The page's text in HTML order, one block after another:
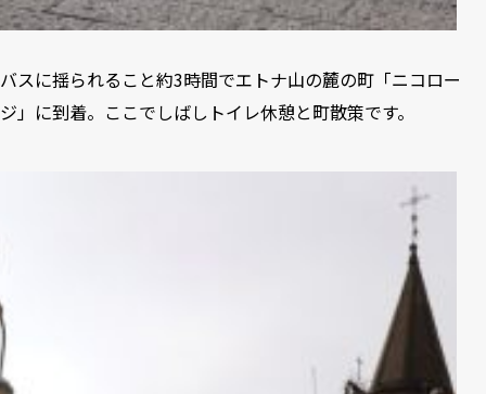
バスに揺られること約3時間でエトナ山の麓の町「ニコロー
ジ」に到着。ここでしばしトイレ休憩と町散策です。